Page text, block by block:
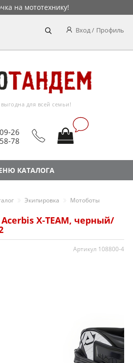
на мототехнику!
Вход Профиль
26
78
для всей семьи!
КАТАЛОГА
Экипировка Мотоботы
X-TEAM, черный/
Артикул 108800-4